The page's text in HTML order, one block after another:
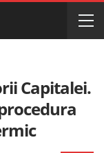
Capitalei.